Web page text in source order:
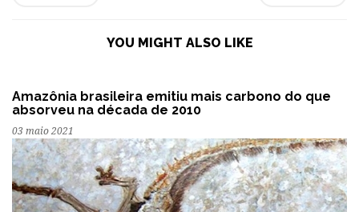
YOU MIGHT ALSO LIKE
Amazônia brasileira emitiu mais carbono do que
absorveu na década de 2010
03 maio 2021